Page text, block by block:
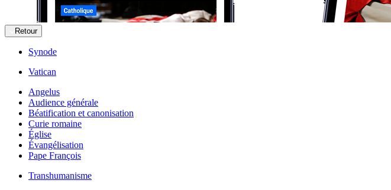
Retour
Synode
Vatican
Angelus
Audience générale
Béatification et canonisation
Curie romaine
Église
Évangélisation
Pape François
Transhumanisme